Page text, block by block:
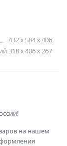
432 x 584 x 406
318 x 406 x 267
на нашем